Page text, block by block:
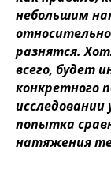
небольшим
разнятся.
всего, будет
конкретного
попытка
натяжения